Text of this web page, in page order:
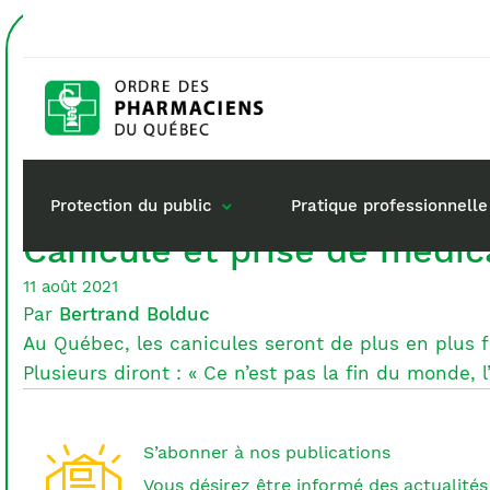
Protection du public
Vos questions
Pratique professionnelle
Retour à la pratique
Exercice en société
Étiquette :
Canicule et prise de
11 août 2021
Par Bertrand Bolduc
Au Québec, les canicules seront de plus en plus
Plusieurs diront : « Ce n’est pas la fin du
S’abonner à nos publications
Vous désirez être informé des actualités